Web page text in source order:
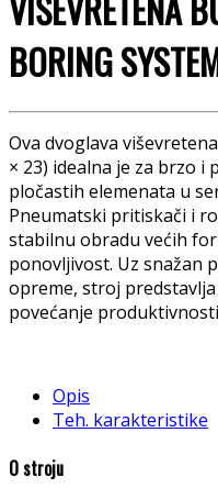
BORING
Ova dvoglava
× 23) idealna je za brzo i
pločastih elemenata u
Pneumatski pritiskači i
stabilnu obradu većih
ponovljivost. Uz snažan
opreme, stroj
povećanje
Opis
Teh. karakteristike
O stroju